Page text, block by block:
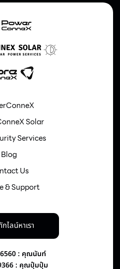
Solar
Services
Blog
Us
& Support
กไลน์หาเรา
: คุณนันท์
: คุณปุ๋มปุ๋ม